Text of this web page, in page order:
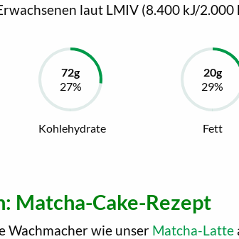
laut LMIV (8.400 kJ/2.000
Kohlehydrate Fett
Matcha-Cake-Rezept
Wachmacher wie unser Matcha-Latte